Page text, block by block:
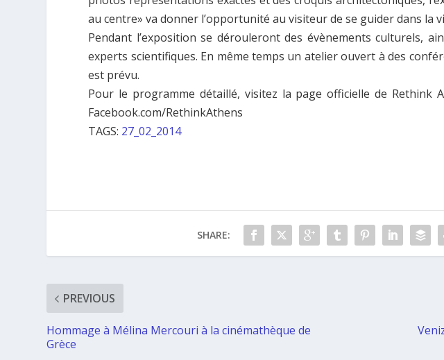
au centre» va donner l’opportunité au visiteur de se guider dans la
Pendant l’exposition se dérouleront des évènements culturels,
experts scientifiques. En même temps un atelier ouvert à des
est prévu.
Pour le programme détaillé, visitez la page officielle de Rethink
Facebook.com/RethinkAthens
TAGS: 27_02_2014
SHARE:
PREVIOUS
Hommage à Mélina Mercouri à la cinémathèque de
Grèce